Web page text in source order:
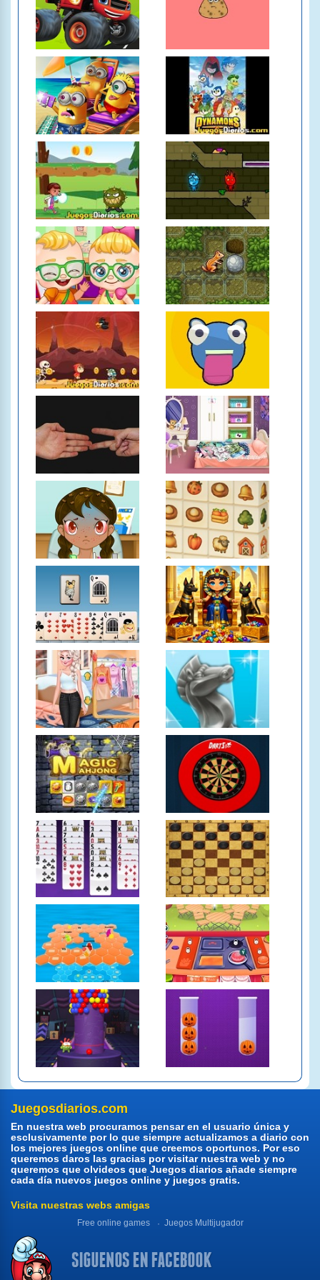
Juegosdiarios.com
En nuestra web procuramos pensar en el usuario única y
esclusivamente por lo que siempre actualizamos a diario con
los mejores juegos online que creemos oportunos. Por eso
queremos daros las gracias por visitar nuestra web y no
queremos que olvideos que Juegos diarios añade siempre
cada día nuevos juegos online y juegos gratis.
Visita nuestras webs amigas
Free online games Juegos Multijugador